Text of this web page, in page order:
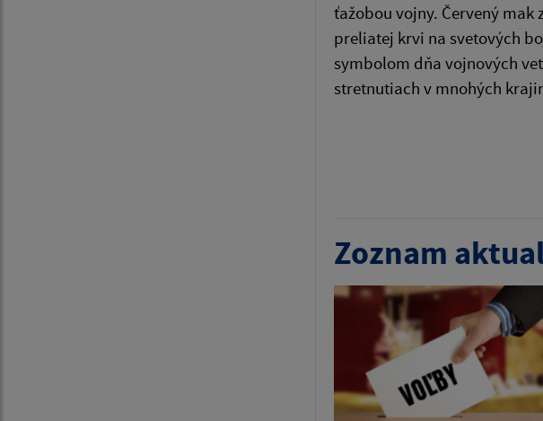
ťažobou vojny. Červený mak
preliatej krvi na svetových
symbolom dňa vojnových
stretnutiach v mnohých
Zoznam